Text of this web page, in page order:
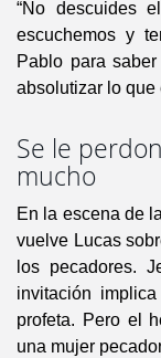
“No descuides
escuchemos y
Pablo para
absolutizar lo que
Se le
mucho
En la escena de
vuelve Lucas
los pecadores.
invitación
profeta. Pero el
una mujer